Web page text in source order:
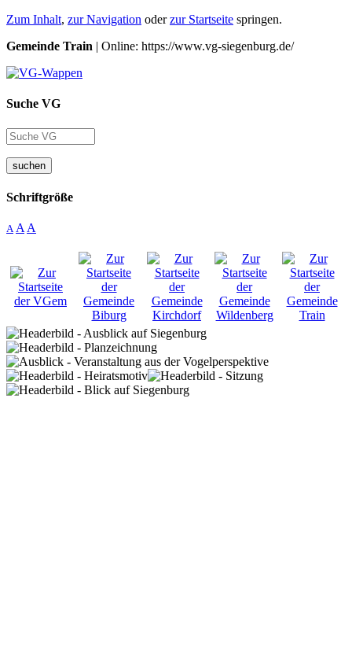
Zum Inhalt, zur Navigation oderzur Startseite springen.
Gemeinde Train | Online: https://www.vg-siegenburg.de/
Suche VG
suchen
Schriftgröße
A A A